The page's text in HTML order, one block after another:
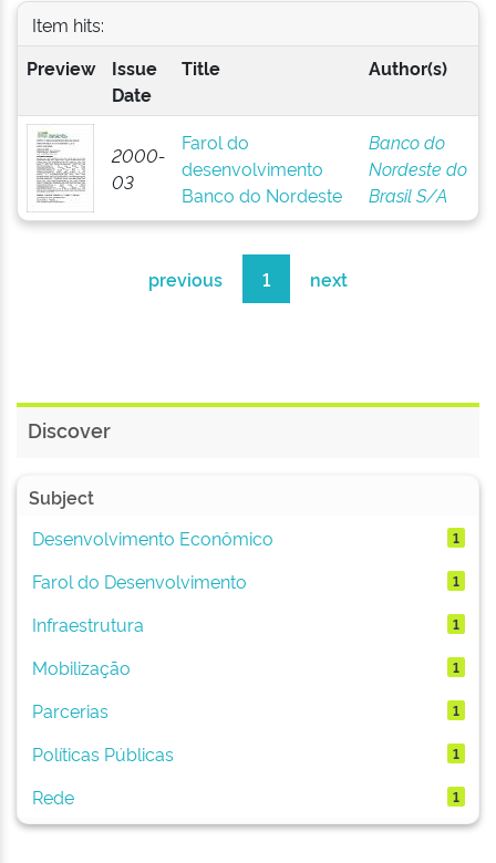
Item hits:
Preview
Issue
Date
Title Author(s)
2000-
03
Farol do
desenvolvimento
Banco do Nordeste
Banco do
Nordeste do
Brasil S/A
previous 1 next
Discover
Subject
Desenvolvimento Econômico
1
Farol do Desenvolvimento 1
Infraestrutura 1
Mobilização 1
Parcerias 1
Políticas Públicas 1
Rede 1